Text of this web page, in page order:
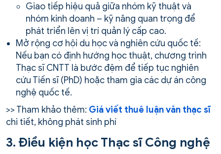
Giao tiếp hiệu quả giữa nhóm kỹ thuật và
nhóm kinh doanh – kỹ năng quan trọng để
phát triển lên vị trí quản lý cấp cao.
Mở rộng cơ hội du học và nghiên cứu quốc tế:
Nếu bạn có định hướng học thuật, chương trình
Thạc sĩ CNTT là bước đệm để tiếp tục nghiên
cứu Tiến sĩ (PhD) hoặc tham gia các dự án công
nghệ quốc tế.
>> Tham khảo thêm: Giá viết thuê luận văn thạc sĩ
chi tiết, không phát sinh phí
3. Điều kiện học Thạc sĩ Công nghệ